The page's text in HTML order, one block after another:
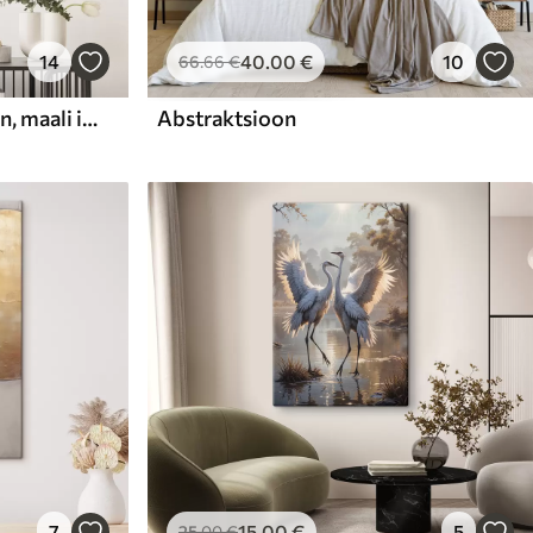
14
Abstraktne kompositsioon, maali imitatsioon
66.66€40.00€ 10
Abstraktsioon